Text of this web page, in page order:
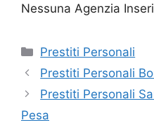
Nessuna Agenzia
Categorie
Prestiti Personali
Prestiti Personali
Prestiti Personali
Pesa